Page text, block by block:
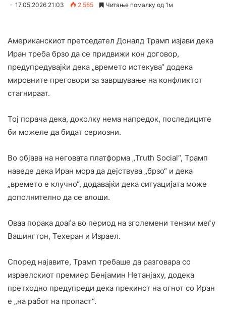
17.05.2026 21:03 2,585 Читање помалку од 1м
Американскиот претседател Доналд Трамп изјави дека
Иран треба брзо да се придвижи кон договор,
предупредувајќи дека „времето истекува“ додека
мировните преговори за завршување на конфликтот
стагнираат.
Тој порача дека, доколку нема напредок, последиците
би можеле да бидат сериозни.
Во објава на неговата платформа „Truth Social“, Трамп
наведе дека Иран мора да дејствува „брзо“ и дека
„времето е клучно“, додавајќи дека ситуацијата може
дополнително да се влоши.
Оваа порака доаѓа во период на зголемени тензии меѓу
Вашингтон, Техеран и Израел.
Според најавите, Трамп требаше да разговара со
израелскиот премиер Бенјамин Нетанјаху, додека
претходно предупреди дека прекинот на огнот со Иран
е „на работ на пропаст“.